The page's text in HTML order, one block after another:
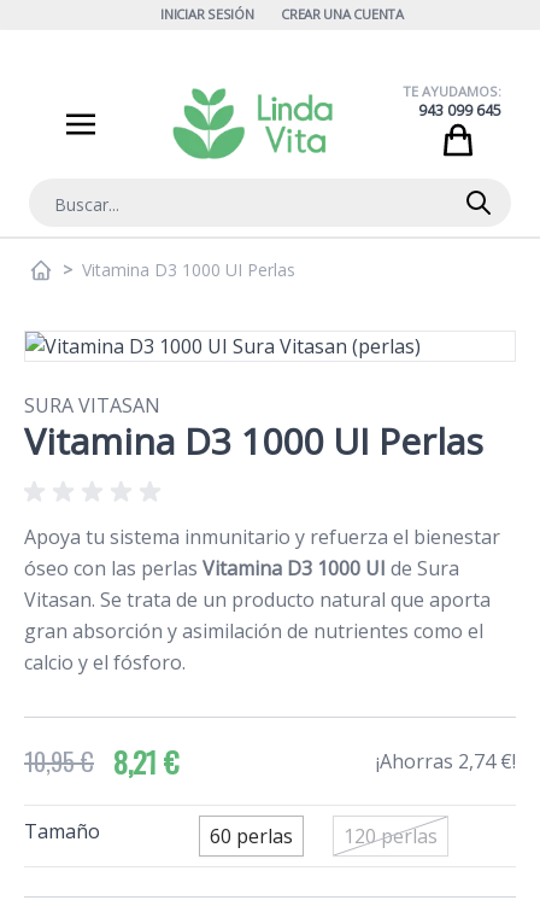
INICIAR SESIÓN CREAR UNA CUENTA
Buscar
TE AYUDAMOS:
943 099 645
> Vitamina D3 1000 UI Perlas
SURA VITASAN
Vitamina D3 1000 UI Perlas
Apoya tu sistema inmunitario y refuerza el bienestar
óseo con las perlas Vitamina D3 1000 UI de Sura
Vitasan. Se trata de un producto natural que aporta
gran absorción y asimilación de nutrientes como el
calcio y el fósforo.
10,95 € 8,21 € ¡Ahorras 2,74 €!
Tamaño 60 perlas 120 perlas